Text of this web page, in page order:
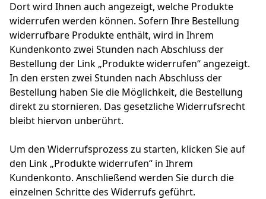
Dort wird Ihnen auch angezeigt, welche Produkte
widerrufen werden können. Sofern Ihre Bestellung
widerrufbare Produkte enthält, wird in Ihrem
Kundenkonto zwei Stunden nach Abschluss der
Bestellung der Link „Produkte widerrufen“ angezeigt.
In den ersten zwei Stunden nach Abschluss der
Bestellung haben Sie die Möglichkeit, die Bestellung
direkt zu stornieren. Das gesetzliche Widerrufsrecht
bleibt hiervon unberührt.
Um den Widerrufsprozess zu starten, klicken Sie auf
den Link „Produkte widerrufen“ in Ihrem
Kundenkonto. Anschließend werden Sie durch die
einzelnen Schritte des Widerrufs geführt.